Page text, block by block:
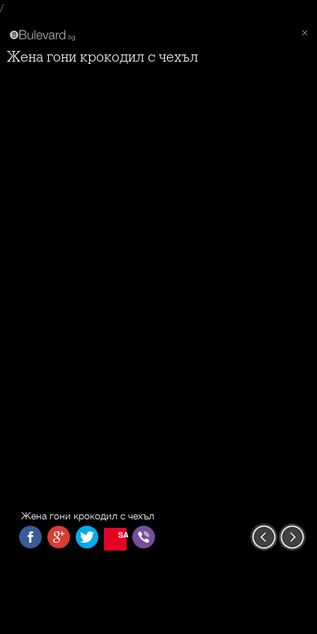
/
Жена гони крокодил с чехъл
Жена гони крокодил с чехъл
SAVE